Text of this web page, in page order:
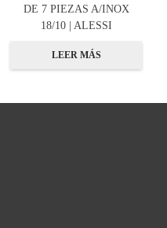
DE 7 PIEZAS A/INOX
18/10 | ALESSI
LEER MÁS